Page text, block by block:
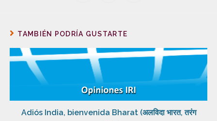
TAMBIÉN PODRÍA GUSTARTE
Adiós India, bienvenida Bharat (अलविदा भारत, तरंग